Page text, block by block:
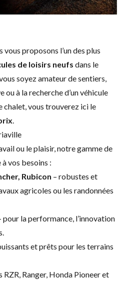
vous proposons l’un des plus
de loisirs neufs dans le
soyez amateur de sentiers,
à la recherche d’un véhicule
vous trouverez ici le
.
ou le plaisir, notre gamme de
vos besoins :
Rubicon – robustes et
agricoles ou les randonnées
pour la performance, l’innovation
et prêts pour les terrains
Ranger, Honda Pioneer et